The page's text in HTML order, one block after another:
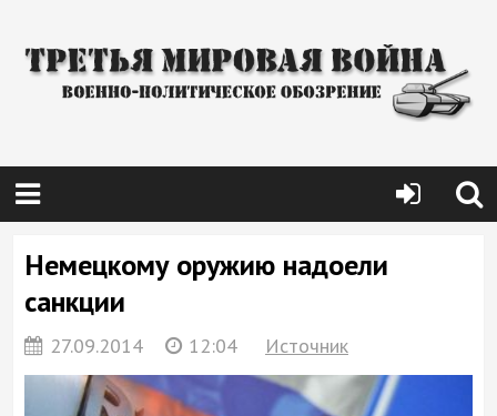
Немецкому оружию надоели
санкции
27.09.2014 12:04 Источник